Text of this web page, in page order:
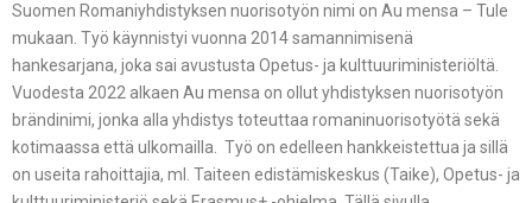
Suomen Romaniyhdistyksen nuorisotyön nimi on Au mensa – Tule
mukaan. Työ käynnistyi vuonna 2014 samannimisenä
hankesarjana, joka sai avustusta Opetus- ja kulttuuriministeriöltä.
Vuodesta 2022 alkaen Au mensa on ollut yhdistyksen nuorisotyön
brändinimi, jonka alla yhdistys toteuttaa romaninuorisotyötä sekä
kotimaassa että ulkomailla. Työ on edelleen hankkeistettua ja sillä
on useita rahoittajia, ml. Taiteen edistämiskeskus (Taike), Opetus- ja